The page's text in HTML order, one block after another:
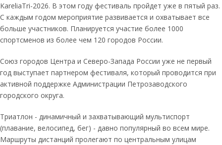
KareliaTri-2026. В этом году фестиваль пройдет уже в пятый раз.
С каждым годом мероприятие развивается и охватывает все
больше участников. Планируется участие более 1000
спортсменов из более чем 120 городов России.
Союз городов Центра и Северо-Запада России уже не первый
год выступает партнером фестиваля, который проводится при
активной поддержке Администрации Петрозаводского
городского округа.
Триатлон - динамичный и захватывающий мультиспорт
(плавание, велосипед, бег) - давно популярный во всем мире.
Маршруты дистанций пролегают по центральным улицам